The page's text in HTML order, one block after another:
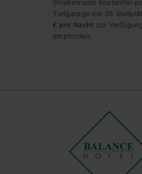
Straßenraum kostenfrei
Tiefgarage mit 35
€ pro Nacht zur
empfohlen.